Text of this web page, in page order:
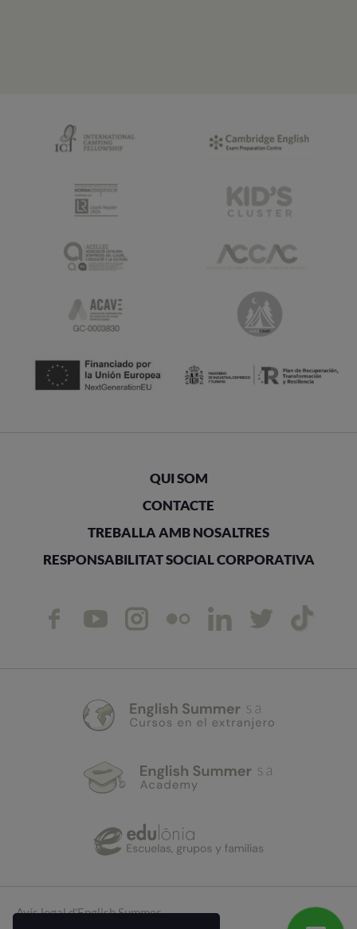
QUI SOM
CONTACTE
TREBALLA AMB NOSALTRES
RESPONSABILITAT SOCIAL CORPORATIVA
Avís legal d'English Summer